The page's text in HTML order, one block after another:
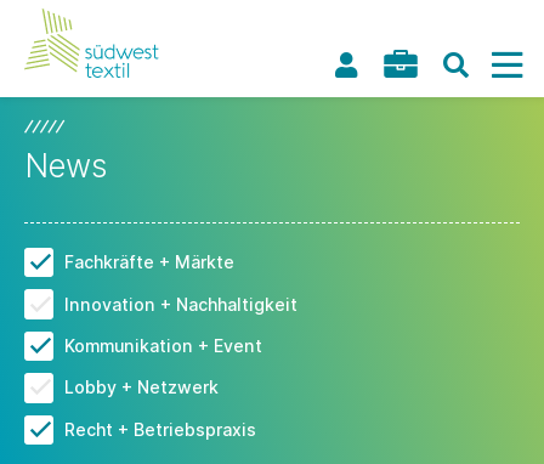
News
Fachkräfte + Märkte
Innovation + Nachhaltigkeit
Kommunikation + Event
Lobby + Netzwerk
Recht + Betriebspraxis